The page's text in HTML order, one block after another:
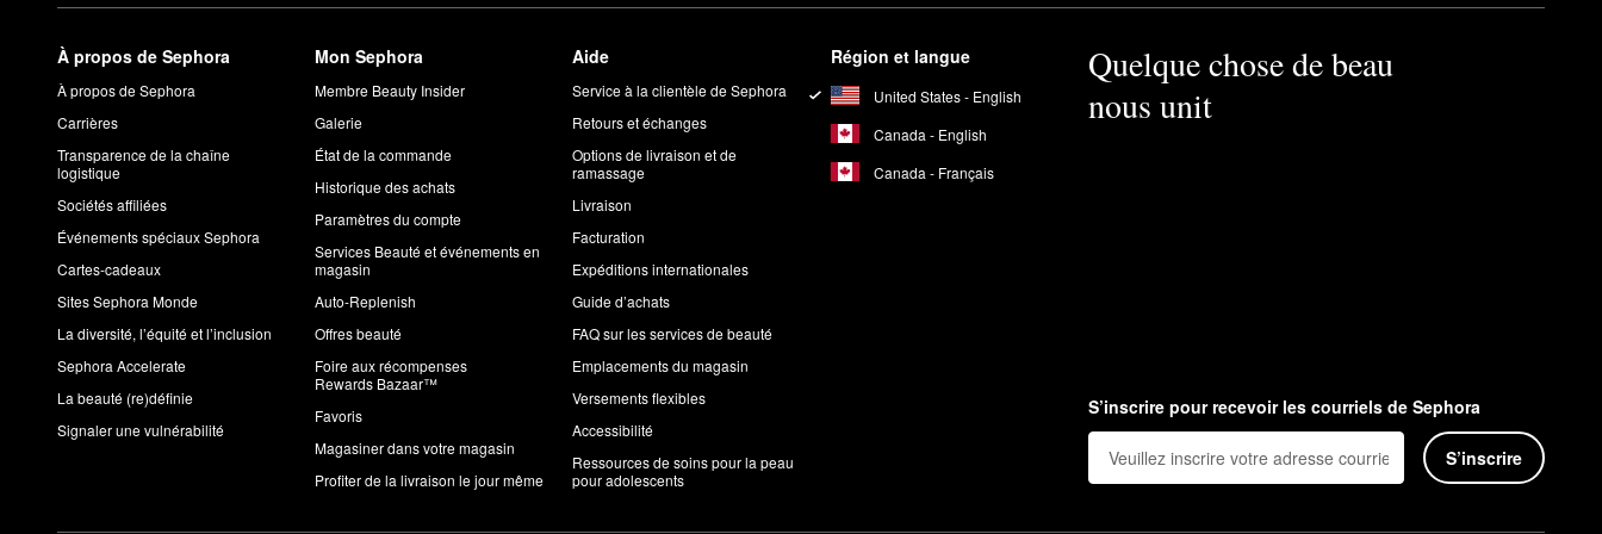
À propos de Sephora
À propos de Sephora
Carrières
Transparence de la chaîne
logistique
Sociétés affiliées
Événements spéciaux Sephora
Cartes-cadeaux
Sites Sephora Monde
La diversité, l’équité et l’inclusion
Sephora Accelerate
La beauté (re)définie
Signaler une vulnérabilité
Mon Sephora
Membre Beauty Insider
Galerie
État de la commande
Historique des achats
Paramètres du compte
Services Beauté et événements en
magasin
Auto-Replenish
Offres beauté
Foire aux récompenses
Rewards Bazaar™
Favoris
Magasiner dans votre magasin
Profiter de la livraison le jour même
Aide
Service à la clientèle de Sephora
Retours et échanges
Options de livraison et de
ramassage
Livraison
Facturation
Expéditions internationales
Guide d’achats
FAQ sur les services de beauté
Emplacements du magasin
Versements flexibles
Accessibilité
Ressources de soins pour la peau
pour adolescents
Région et langue
United States - English
Canada - English
Canada - Français
Quelque chose de beau
nous unit
S’inscrire pour recevoir les courriels de Sephora
S’inscrire